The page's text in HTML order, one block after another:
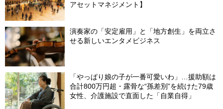
アセットマネジメント】
演奏家の「安定雇用」と「地方創生」を両立さ
せる新しいエンタメビジネス
「やっぱり娘の子が一番可愛いわ」…援助額は
合計800万円超・露骨な“孫差別”を続けた79歳
女性、介護施設で直面した「自業自得」